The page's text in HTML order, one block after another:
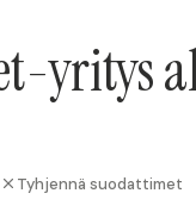
yritys
Tyhjennä suodattimet